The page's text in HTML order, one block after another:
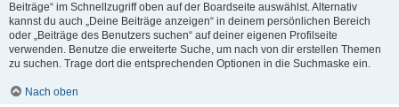
Beiträge“ im Schnellzugriff oben auf der Boardseite auswählst. Alternativ
kannst du auch „Deine Beiträge anzeigen“ in deinem persönlichen Bereich
oder „Beiträge des Benutzers suchen“ auf deiner eigenen Profilseite
verwenden. Benutze die erweiterte Suche, um nach von dir erstellen Themen
zu suchen. Trage dort die entsprechenden Optionen in die Suchmaske ein.
Nach oben